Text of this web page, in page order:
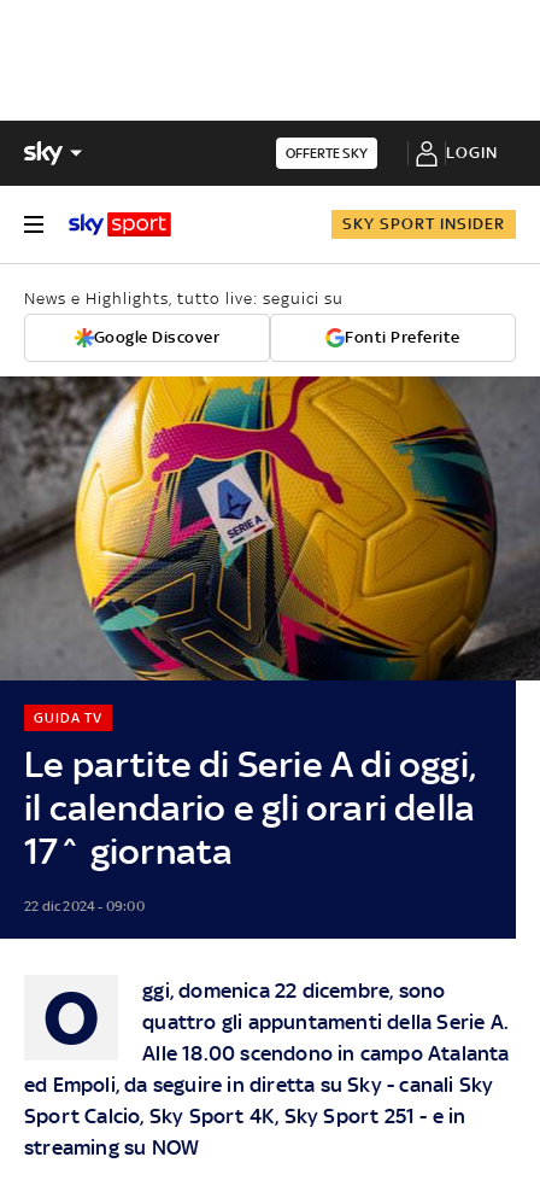
OFFERTE SKY LOGIN
SKY SPORT INSIDER
News e Highlights, tutto live: seguici su
Google Discover Fonti Preferite
Le partite di Serie A di oggi,
il calendario e gli orari della
17^ giornata
GUIDA TV
22 dic 2024 - 09:00
O
ggi, domenica 22 dicembre, sono
quattro gli appuntamenti della Serie A.
Alle 18.00 scendono in campo Atalanta
ed Empoli, da seguire in diretta suSky- canali Sky
Sport Calcio, Sky Sport 4K, Sky Sport 251 - e in
streaming su NOW